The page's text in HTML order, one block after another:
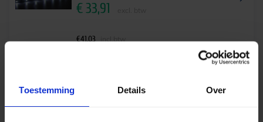
Toestemming Details Over
€33,91
€41,03 incl.btw
Havana Ribbon LED strip 58W RGB 60LED/m 24V
IP20 5 meter